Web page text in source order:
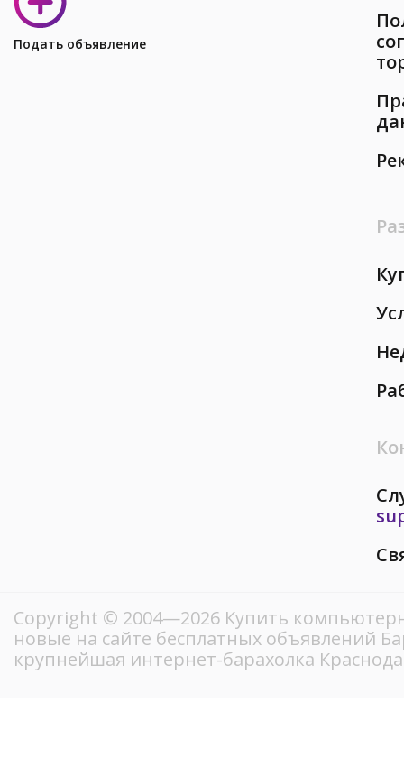
Подать объявление
Copyright © 2004—2026 Купить
новые на сайте бесплатных объявлений
крупнейшая интернет-барахолка